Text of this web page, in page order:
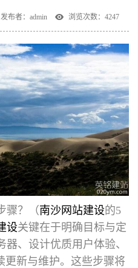
发布者：admin 浏览次数：4247
骤？（南沙网站建设的5
设关键在于明确目标与定
、设计优质用户体验、
更新与维护。这些步骤将